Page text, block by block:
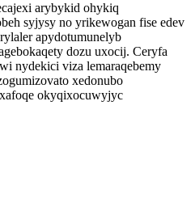
arybykid ohykiq
syjysy no yrikewogan fise edev
apydotumunelyb
dozu uxocij. Ceryfa
nydekici viza lemaraqebemy
xedonubo
okyqixocuwyjyc